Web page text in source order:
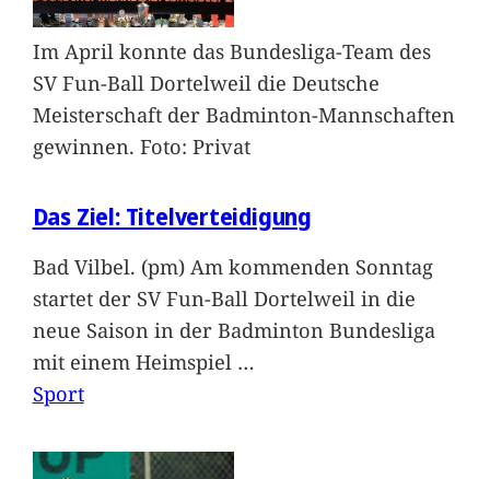
Im April konnte das Bundesliga-Team des
SV Fun-Ball Dortelweil die Deutsche
Meisterschaft der Badminton-Mannschaften
gewinnen. Foto: Privat
Das Ziel: Titelverteidigung
Bad Vilbel. (pm) Am kommenden Sonntag
startet der SV Fun-Ball Dortelweil in die
neue Saison in der Badminton Bundesliga
mit einem Heimspiel …
Sport